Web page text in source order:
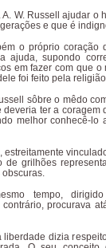
W. Russell ajudar o
e que é
o próprio
ajuda, supondo
em fazer com que
foi feito pela
sôbre o mêdo
ter a coragem
melhor conhecê-
estreitamente
de grilhões
tempo,
procurava
liberdade dizia